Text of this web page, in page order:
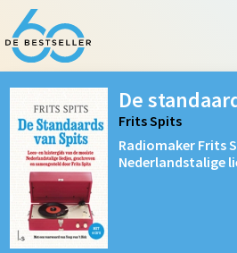
De
Frits Spits
Radiomaker Frits
Nederlandstalige